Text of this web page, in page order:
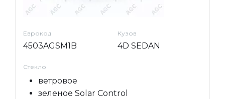
Еврокод
4503AGSM1B
Кузов
4D SEDAN
Стекло
ветровое
зеленое Solar Control